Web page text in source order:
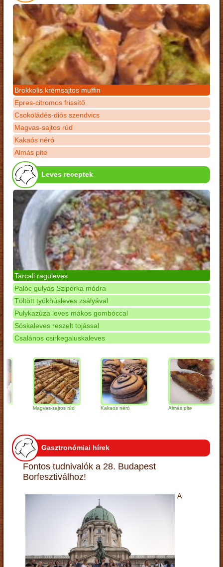
Brokkolis krémsajtos muffin
Epres-citromos frissítő
Csokoládés-diós szendvics
Magvas-sajtos rúd
Kakaós néró
Almás pite
Leves receptek
Tarcali raguleves
Palóc gulyás Sziporka módra
Töltött tyúkhúsleves zsályával
Pulykazúza leves mákos gombóccal
Sóskaleves reszelt tojással
Csalános csirkegaluskaleves
Magvas-sajtos rúd Kakaós néró Almás pite
Gasztronómiai hírek
Fontos tudnivalók a 28. Budapest
Borfesztiválhoz!
A